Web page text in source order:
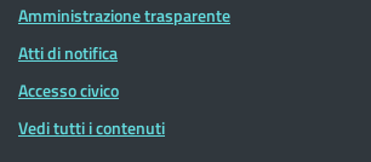
Amministrazione trasparente
Atti di notifica
Accesso civico
Vedi tutti i contenuti